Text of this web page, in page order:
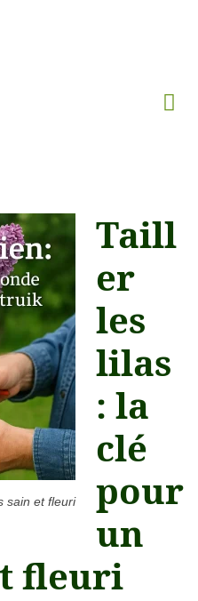
sain et fleuri
Taill
er
les
lilas
: la
clé
pour
un
fleuri